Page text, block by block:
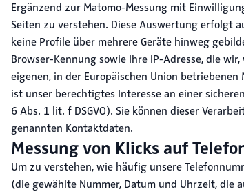
Ergänzend zur Matomo-Messung mit
Seiten zu verstehen. Diese Auswertung erfolgt
keine Profile über mehrere Geräte hinweg
Browser-Kennung sowie Ihre IP-Adresse, die
eigenen, in der Europäischen Union
ist unser berechtigtes Interesse an einer
6 Abs. 1 lit. f DSGVO). Sie können dieser
genannten Kontaktdaten.
Messung von Klicks auf
Um zu verstehen, wie häufig unsere
(die gewählte Nummer, Datum und Uhrzeit,